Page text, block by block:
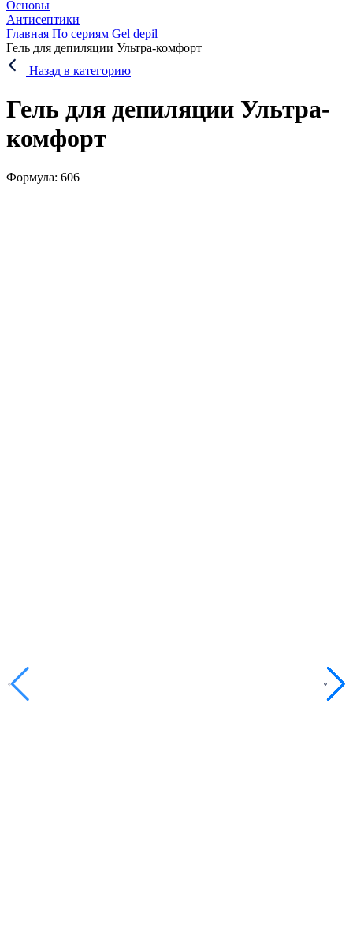
Основы
Антисептики
Главная По сериям Gel depil
Гель для депиляции Ультра-комфорт
Назад в категорию
Гель для депиляции Ультра-
комфорт
Формула: 606